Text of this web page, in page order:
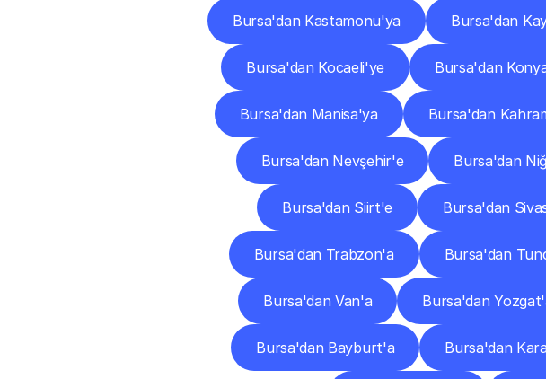
Bursa'dan Kastamonu'ya Bursa'dan
Bursa'dan Kocaeli'ye Bursa'dan
Bursa'dan Manisa'ya Bursa'dan
Bursa'dan Nevşehir'e Bursa'dan
Bursa'dan Siirt'e Bursa'dan
Bursa'dan Trabzon'a Bursa'dan
Bursa'dan Van'a Bursa'dan
Bursa'dan Bayburt'a Bursa'dan